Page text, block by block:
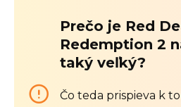
Prečo je Red
Redemption 2
taký veľký?
Čo teda prispieva k